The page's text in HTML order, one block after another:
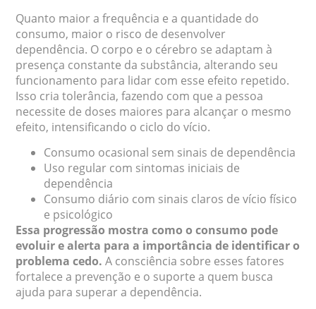
Quanto maior a frequência e a quantidade do
consumo, maior o risco de desenvolver
dependência. O corpo e o cérebro se adaptam à
presença constante da substância, alterando seu
funcionamento para lidar com esse efeito repetido.
Isso cria tolerância, fazendo com que a pessoa
necessite de doses maiores para alcançar o mesmo
efeito, intensificando o ciclo do vício.
Consumo ocasional sem sinais de dependência
Uso regular com sintomas iniciais de
dependência
Consumo diário com sinais claros de vício físico
e psicológico
Essa progressão mostra como o consumo pode
evoluir e alerta para a importância de identificar o
problema cedo. A consciência sobre esses fatores
fortalece a prevenção e o suporte a quem busca
ajuda para superar a dependência.